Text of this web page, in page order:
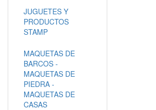
JUGUETES Y
PRODUCTOS
STAMP
MAQUETAS DE
BARCOS -
MAQUETAS DE
PIEDRA -
MAQUETAS DE
CASAS